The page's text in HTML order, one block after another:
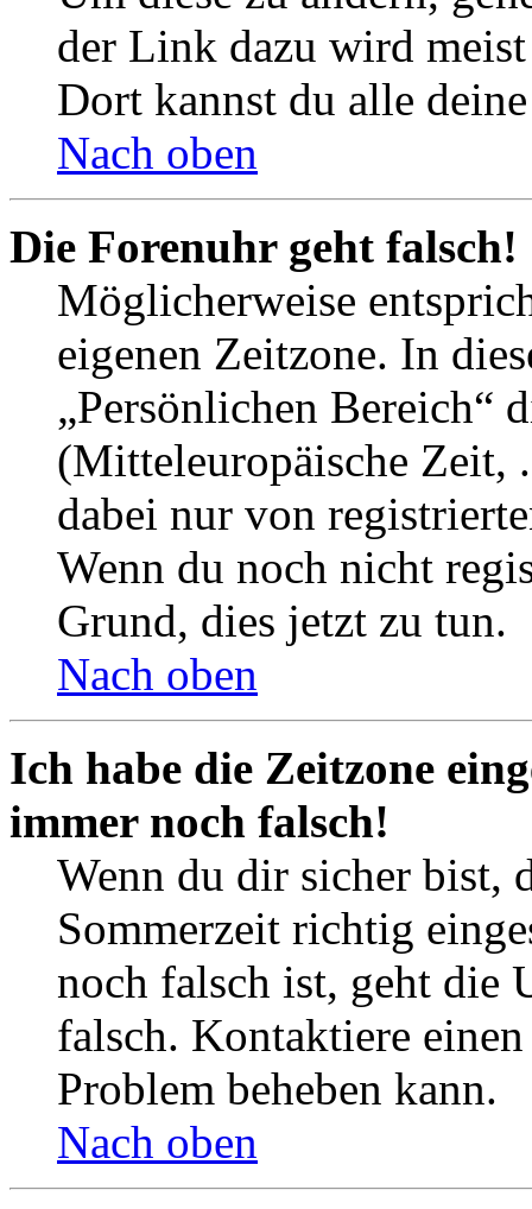
der Link dazu wird
Dort kannst du alle
Nach oben
Die Forenuhr geht falsch!
Möglicherweise
eigenen Zeitzone. In
„Persönlichen Bereich“
(Mitteleuropäische Zeit,
dabei nur von
Wenn du noch nicht
Grund, dies jetzt zu tun.
Nach oben
Ich habe die Zeitzone
immer noch falsch!
Wenn du dir sicher bist,
Sommerzeit richtig
noch falsch ist, geht die
falsch. Kontaktiere
Problem beheben kann.
Nach oben